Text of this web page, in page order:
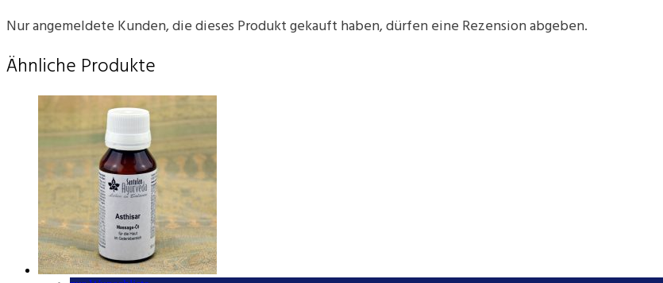
Nur angemeldete Kunden, die dieses Produkt gekauft haben, dürfen eine Rezension abgeben.
Ähnliche Produkte